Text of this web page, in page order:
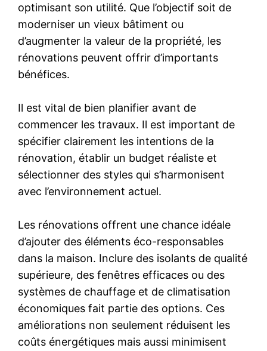
optimisant son utilité. Que l’objectif soit de
moderniser un vieux bâtiment ou
d’augmenter la valeur de la propriété, les
rénovations peuvent offrir d’importants
bénéfices.
Il est vital de bien planifier avant de
commencer les travaux. Il est important de
spécifier clairement les intentions de la
rénovation, établir un budget réaliste et
sélectionner des styles qui s’harmonisent
avec l’environnement actuel.
Les rénovations offrent une chance idéale
d’ajouter des éléments éco-responsables
dans la maison. Inclure des isolants de qualité
supérieure, des fenêtres efficaces ou des
systèmes de chauffage et de climatisation
économiques fait partie des options. Ces
améliorations non seulement réduisent les
coûts énergétiques mais aussi minimisent